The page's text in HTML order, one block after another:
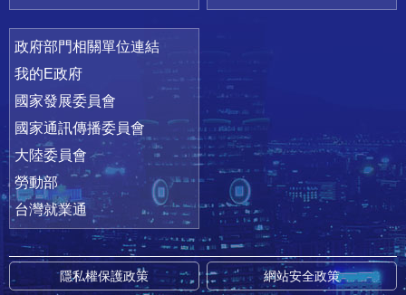
政府部門相關單位連結
我的E政府
國家發展委員會
國家通訊傳播委員會
大陸委員會
勞動部
台灣就業通
隱私權保護政策 網站安全政策